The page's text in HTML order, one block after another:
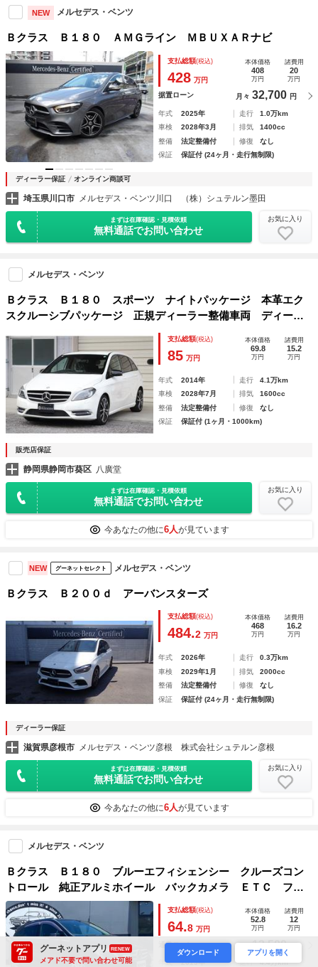
NEW メルセデス・ベンツ
Ｂクラス Ｂ１８０ ＡＭＧライン ＭＢＵＸＡＲナビ
支払総額(税込)
428 万円
本体価格
408
万円
諸費用
20
万円
据置ローン 月々 32,700 円
年式 2025年 走行
1.0万km
車検
2028年3月 排気
1400cc
整備
法定整備付 修復
なし
保証
保証付 (24ヶ月・走行無制限)
ディーラー保証 オンライン商談可
埼玉県川口市 メルセデス・ベンツ川口 （株）シュテルン墨田
まずは在庫確認・見積依頼
無料通話でお問い合わせ
お気に入り
メルセデス・ベンツ
Ｂクラス Ｂ１８０ スポーツ ナイトパッケージ 本革エク
スクルーシブパッケージ 正規ディーラー整備車両 ディーラ
ー記録簿１３枚完備 スペアキー 静岡県ワンオーナー車
支払総額(税込)
85 万円
本体価格
69.8
万円
諸費用
15.2
万円
年式 2014年 走行
4.1万km
車検
2028年7月 排気
1600cc
整備
法定整備付 修復
なし
保証
保証付 (1ヶ月・1000km)
販売店保証
静岡県静岡市葵区 八廣堂
まずは在庫確認・見積依頼
無料通話でお問い合わせ
お気に入り
今あなたの他に6人が見ています
NEW グーネットセレクト メルセデス・ベンツ
Ｂクラス Ｂ２００ｄ アーバンスターズ
支払総額(税込)
484.2 万円
本体価格
468
万円
諸費用
16.2
万円
年式 2026年 走行
0.3万km
車検
2029年1月 排気
2000cc
整備
法定整備付 修復
なし
保証
保証付 (24ヶ月・走行無制限)
ディーラー保証
滋賀県彦根市 メルセデス・ベンツ彦根 株式会社シュテルン彦根
まずは在庫確認・見積依頼
無料通話でお問い合わせ
お気に入り
今あなたの他に6人が見ています
メルセデス・ベンツ
Ｂクラス Ｂ１８０ ブルーエフィシェンシー クルーズコン
トロール 純正アルミホイール バックカメラ ＥＴＣ フル
セグＴＶ Ｂｌｕｅｔｏｏｔｈ キーレス ラジオ／ＣＤ／Ｄ
ＶＤ再生 ブラインドスポットモニター ＭＴモード カーテ
ンエアバック
支払総額(税込)
64.8 万円
本体価格
52.8
万円
諸費用
12
万円
通常ローン 12,500
年式 2013年 走行 4.4万km
グーネットアプリ RENEW
メアド不要で問い合わせ可能
ダウンロード アプリを開く